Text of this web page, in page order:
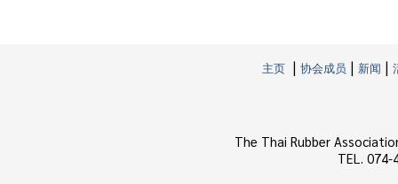
主页 | 协会成员 | 新闻 |
The Thai Rubber
TEL.